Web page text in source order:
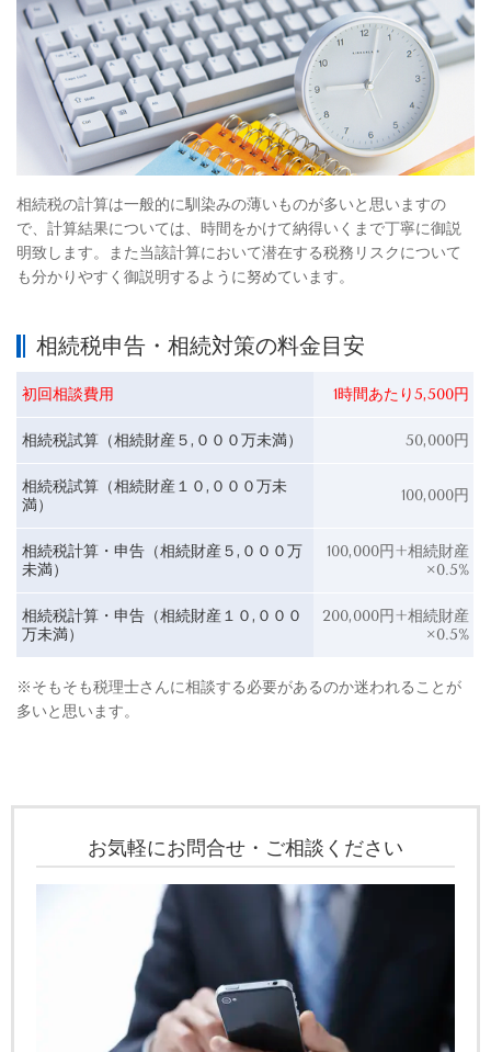
相続税の計算は一般的に馴染みの薄いものが多いと思いますの
で、計算結果については、時間をかけて納得いくまで丁寧に御説
明致します。また当該計算において潜在する税務リスクについて
も分かりやすく御説明するように努めています。
相続税申告・相続対策の料金目安
初回相談費用 1時間あたり5,500円
相続税試算（相続財産５,０００万未満） 50,000円
相続税試算（相続財産１０,０００万未
満）
100,000円
相続税計算・申告（相続財産５,０００万
未満）
100,000円+相続財産
×0.5%
相続税計算・申告（相続財産１０,０００
万未満）
200,000円+相続財産
×0.5%
※そもそも税理士さんに相談する必要があるのか迷われることが
多いと思います。
お気軽にお問合せ・ご相談ください